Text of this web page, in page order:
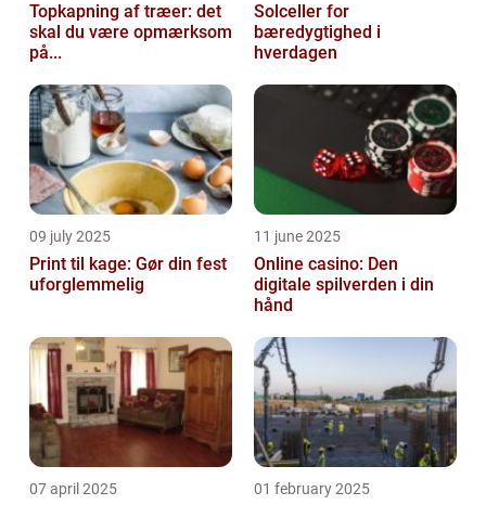
Topkapning af træer: det
skal du være opmærksom
på...
Solceller for
bæredygtighed i
hverdagen
09 july 2025
Print til kage: Gør din fest
uforglemmelig
11 june 2025
Online casino: Den
digitale spilverden i din
hånd
07 april 2025 01 february 2025